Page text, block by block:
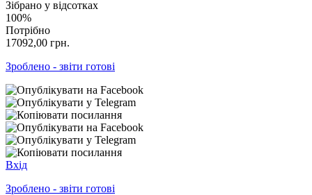
Зібрано у відсотках
100%
Потрібно
17092,00 грн.
Зроблено - звіти готові
Вхід
Зроблено - звіти готові